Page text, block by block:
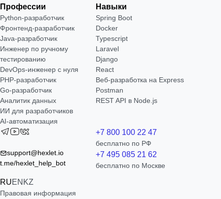
Профессии
Python-разработчик
Фронтенд-разработчик
Java-разработчик
Инженер по ручному
тестированию
DevOps-инженер с нуля
РНР-разработчик
Go-разработчик
Аналитик данных
ИИ для разработчиков
AI-автоматизация
Навыки
Spring Boot
Docker
Typescript
Laravel
Django
React
Веб-разработка на Express
Postman
REST API в Node.js
support@hexlet.io
t.me/hexlet_help_bot
RUEN KZ
+7 800 100 22 47
бесплатно по РФ
+7 495 085 21 62
бесплатно по Москве
Правовая информация